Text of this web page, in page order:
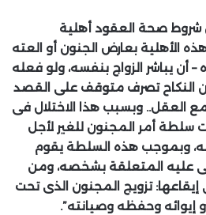
صحة العقود أهلية
الأهلية بعارض الجنون أو العته
أن يباشر الزواج بنفسه، ولو فعله
النكاح تصرف متوقف على القصد
مع العقل.. وبسبب هذا الاختلال فى
سلطة أمر المجنون للغير لأجل
وبموجب هذه السلطة يقوم
عليه المتعلقة بشخصه، ومن
إيقاعها: تزويج المجنون الذى تحت
إيوائه وحفظه وصيانته”.